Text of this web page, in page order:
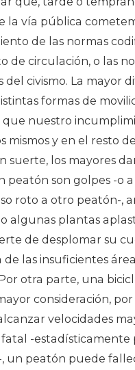
la vía pública
de las normas
de circulación, o las
del civismo. La mayor
formas de
que nuestro
mismos y en el resto
suerte, los mayores
peatón son golpes -o
roto a otro peatón-,
algunas plantas
de desplomar su
las insuficientes
otra parte, una
consideración,
velocidades
-estadísticamente
un peatón puede